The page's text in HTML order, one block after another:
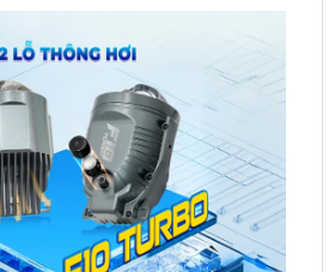
Bi Gầm F10 Turbo